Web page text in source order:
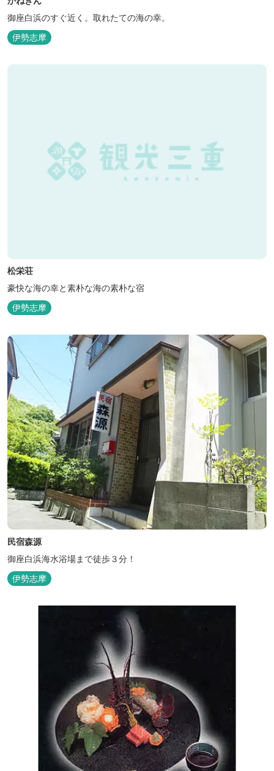
御座白浜のすぐ近く。取れたての海の幸。
伊勢志摩
松栄荘
豪快な海の幸と素朴な海の素朴な宿
伊勢志摩
民宿森源
御座白浜海水浴場まで徒歩３分！
伊勢志摩